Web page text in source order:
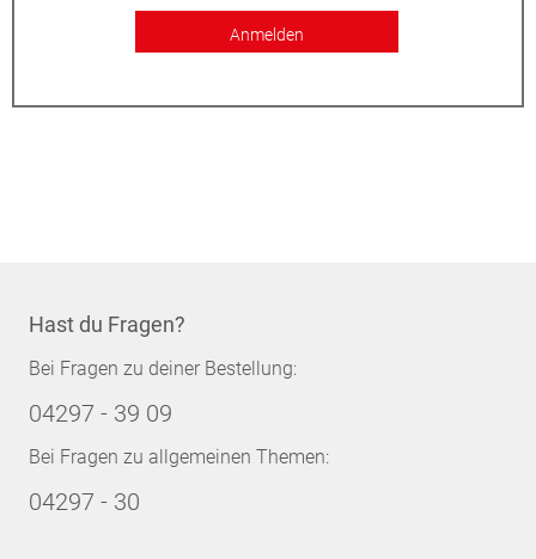
Anmelden
Hast du Fragen?
Bei Fragen zu deiner Bestellung:
04297 - 39 09
Bei Fragen zu allgemeinen Themen:
04297 - 30